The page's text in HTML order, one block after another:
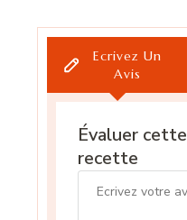
Ecrivez Un
Avis
Évaluer cette
recette